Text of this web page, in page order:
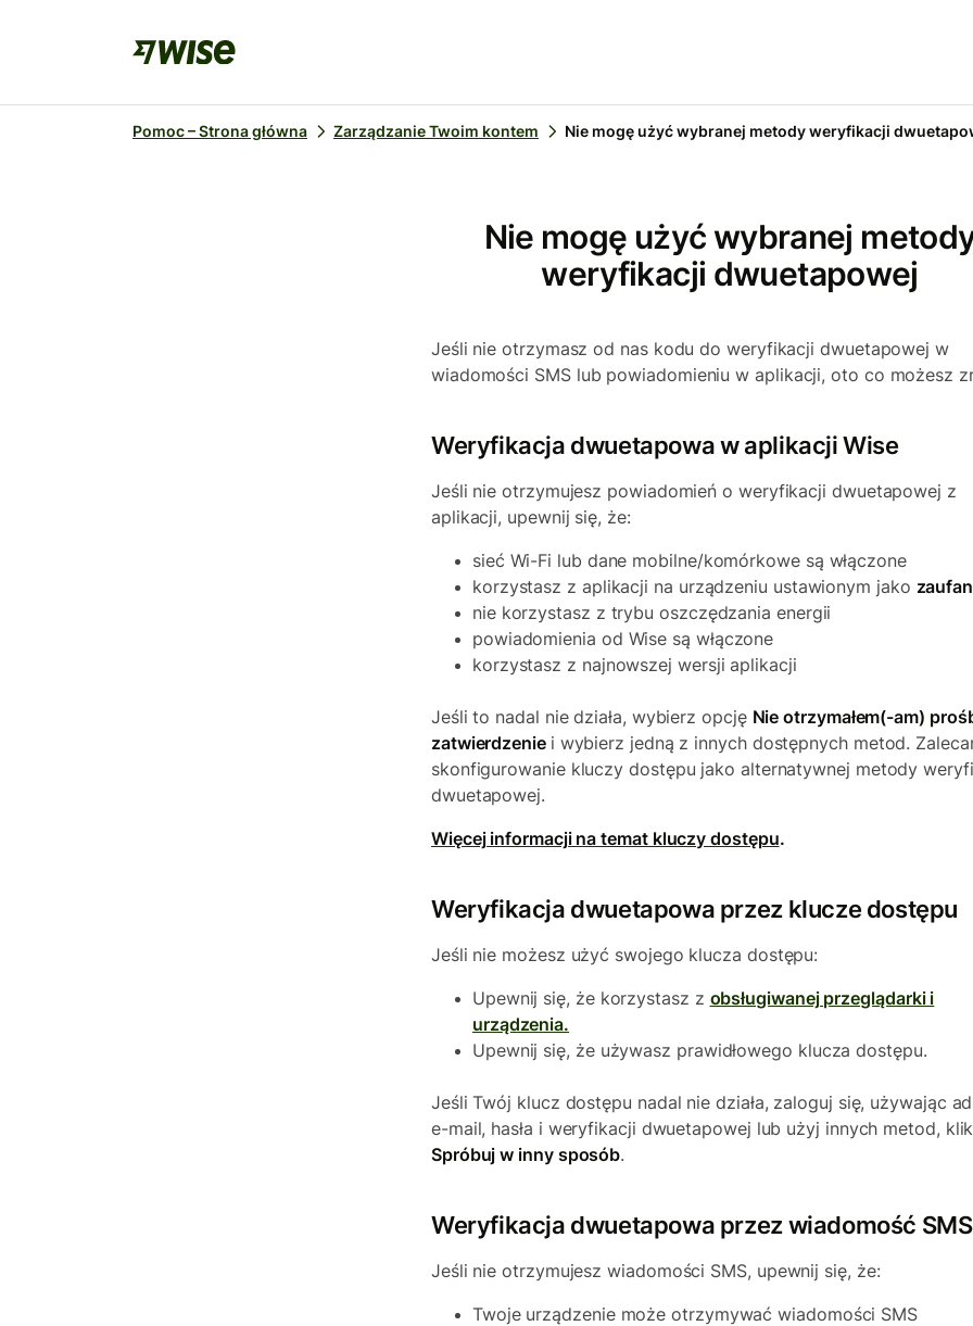
Pomoc – Strona główna Zarządzanie Twoim kontem Nie mogę użyć wybranej metody weryfikacji
Nie mogę użyć wybranej
weryfikacji dwuetapowej
Jeśli nie otrzymasz od nas kodu do weryfikacji dwuetapowej w
wiadomości SMS lub powiadomieniu w aplikacji, oto co możesz
Weryfikacja dwuetapowa w aplikacji Wise
Jeśli nie otrzymujesz powiadomień o weryfikacji dwuetapowej z
aplikacji, upewnij się, że:
sieć Wi-Fi lub dane mobilne/komórkowe są włączone
korzystasz z aplikacji na urządzeniu ustawionym jako
nie korzystasz z trybu oszczędzania energii
powiadomienia od Wise są włączone
korzystasz z najnowszej wersji aplikacji
Jeśli to nadal nie działa, wybierz opcję Nie otrzymałem(-am)
zatwierdzenie i wybierz jedną z innych dostępnych metod.
skonfigurowanie kluczy dostępu jako alternatywnej metody
dwuetapowej.
Więcej informacji na temat kluczy dostępu.
Weryfikacja dwuetapowa przez klucze dostępu
Jeśli nie możesz użyć swojego klucza dostępu:
Upewnij się, że korzystasz z obsługiwanej przeglądarki i
urządzenia.
Upewnij się, że używasz prawidłowego klucza dostępu.
Jeśli Twój klucz dostępu nadal nie działa, zaloguj się, używając
e-mail, hasła i weryfikacji dwuetapowej lub użyj innych metod,
Spróbuj w inny sposób.
Weryfikacja dwuetapowa przez wiadomość SMS
Jeśli nie otrzymujesz wiadomości SMS, upewnij się, że:
Twoje urządzenie może otrzymywać wiadomości SMS